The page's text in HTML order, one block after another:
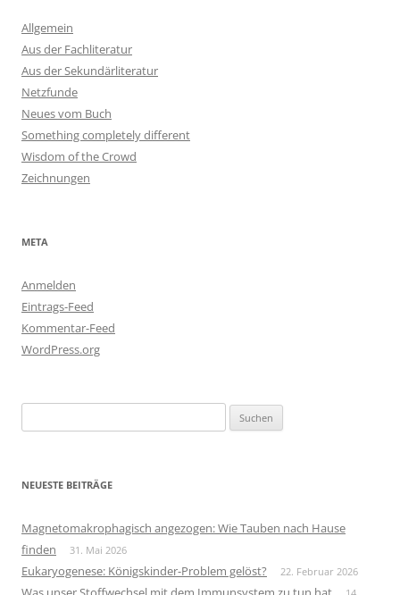
Allgemein
Aus der Fachliteratur
Aus der Sekundärliteratur
Netzfunde
Neues vom Buch
Something completely different
Wisdom of the Crowd
Zeichnungen
META
Anmelden
Eintrags-Feed
Kommentar-Feed
WordPress.org
nach:
NEUESTE BEITRÄGE
Magnetomakrophagisch angezogen: Wie Tauben nach Hause
finden
31. Mai 2026
Eukaryogenese: Königskinder-Problem gelöst? 22. Februar 2026